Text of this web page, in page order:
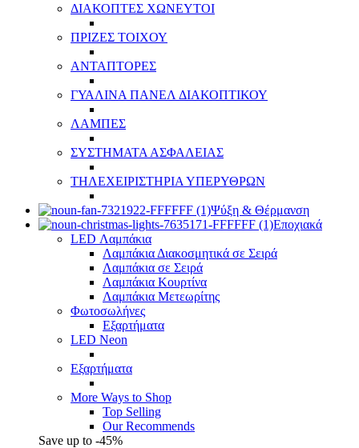
ΔΙΑΚΟΠΤΕΣ ΧΩΝΕΥΤΟΙ
ΠΡΙΖΕΣ ΤΟΙΧΟΥ
ΑΝΤΑΠΤΟΡΕΣ
ΓΥΑΛΙΝΑ ΠΑΝΕΛ ΔΙΑΚΟΠΤΙΚΟΥ
ΛΑΜΠΕΣ
ΣΥΣΤΗΜΑΤΑ ΑΣΦΑΛΕΙΑΣ
ΤΗΛΕΧΕΙΡΙΣΤΗΡΙΑ ΥΠΕΡΥΘΡΩΝ
Ψύξη & Θέρμανση
Εποχιακά
LED Λαμπάκια
Λαμπάκια Διακοσμητικά σε Σειρά
Λαμπάκια σε Σειρά
Λαμπάκια Κουρτίνα
Λαμπάκια Μετεωρίτης
Φωτοσωλήνες
Εξαρτήματα
LED Neon
Εξαρτήματα
More Ways to Shop
Top Selling
Our Recommends
Save up to -45%